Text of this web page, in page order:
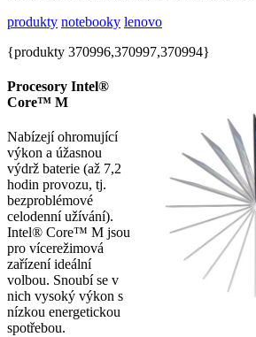
produkty notebooky lenovo
{produkty 370996,370997,370994}
Procesory Intel®
Core™ M
Nabízejí ohromující
výkon a úžasnou
výdrž baterie (až 7,2
hodin provozu, tj.
bezproblémové
celodenní užívání).
Intel® Core™ M jsou
pro vícerežimová
zařízení ideální
volbou. Snoubí se v
nich vysoký výkon s
nízkou energetickou
spotřebou.